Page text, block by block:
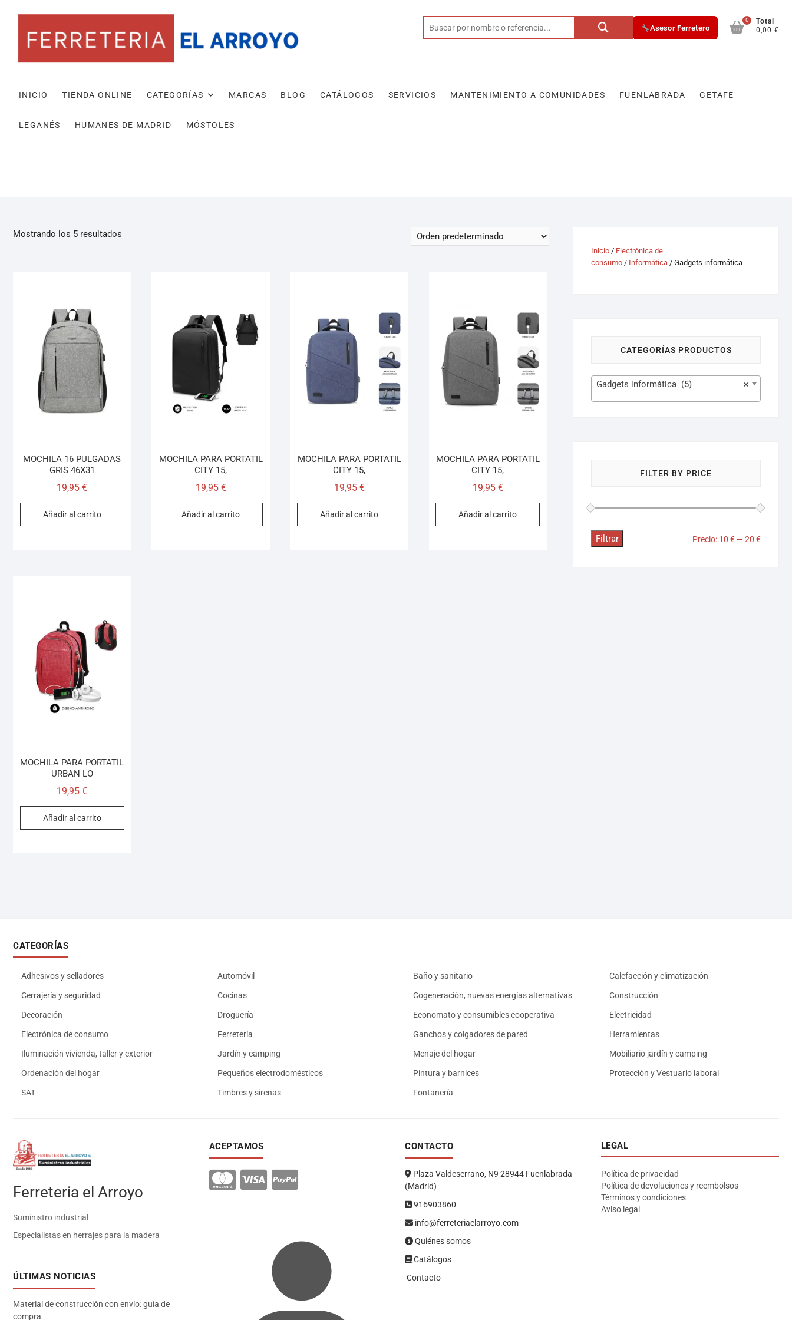
Asesor Ferretero
0
Total
0,00 €
INICIO TIENDA ONLINE CATEGORÍAS MARCAS BLOG CATÁLOGOS SERVICIOS MANTENIMIENTO A COMUNIDADES FUENLABRADA GETAFE
LEGANÉS HUMANES DE MADRID MÓSTOLES
Mostrando los 5 resultados
MOCHILA 16 PULGADAS
GRIS 46X31
19,95€
Añadir al carrito
MOCHILA PARA PORTATIL
CITY 15,
19,95 €
Añadir al carrito
MOCHILA PARA PORTATIL
CITY 15,
19,95 €
Añadir al carrito
MOCHILA PARA PORTATIL
CITY 15,
19,95 €
Añadir al carrito
MOCHILA PARA PORTATIL
URBAN LO
19,95€
Añadir al carrito
Inicio / Electrónica de
consumo / Informática / Gadgets informática
CATEGORÍAS PRODUCTOS
×
Gadgets informática (5)
FILTER BY PRICE
Filtrar Precio: 10 € —20 €
CATEGORÍAS
Adhesivos y selladores Automóvil Baño y sanitario Calefacción y climatización
Cerrajería y seguridad Cocinas Cogeneración, nuevas energías alternativas Construcción
Decoración Droguería Economato y consumibles cooperativa Electricidad
Electrónica de consumo Ferretería Ganchos y colgadores de pared Herramientas
Iluminación vivienda, taller y exterior Jardín y camping Menaje del hogar Mobiliario jardín y camping
Ordenación del hogar Pequeños electrodomésticos Pintura y barnices Protección y Vestuario laboral
SAT Timbres y sirenas Fontanería
Ferreteria el Arroyo
Suministro industrial
Especialistas en herrajes para la madera
ÚLTIMAS NOTICIAS
Material de construcción con envío: guía de
compra
ACEPTAMOS CONTACTO
Plaza Valdeserrano, N9 28944 Fuenlabrada
(Madrid)
916903860
info@ferreteriaelarroyo.com
Quiénes somos
Catálogos
Contacto
LEGAL
Política de privacidad
Política de devoluciones y reembolsos
Términos y condiciones
Aviso legal
Asesor El Arroyo
En línea · responde en segundos
WhatsApp